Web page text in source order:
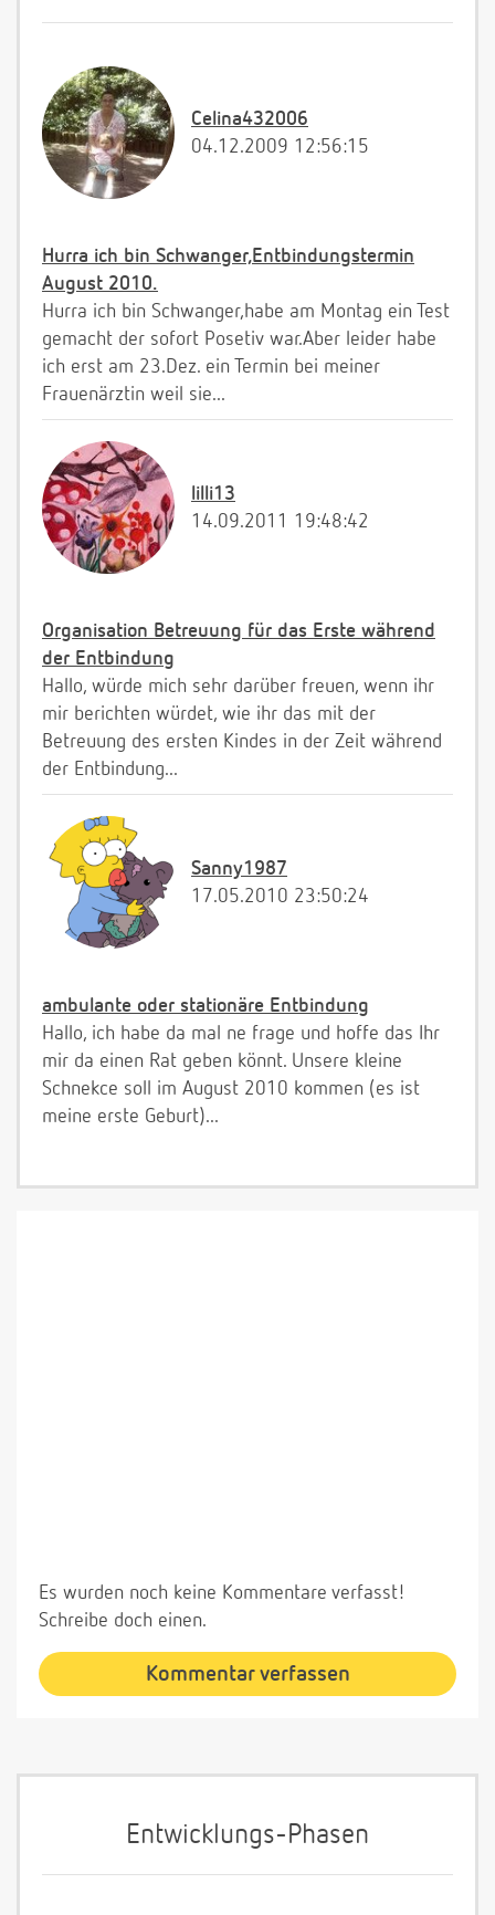
Celina432006
04.12.2009 12:56:15
Hurra ich bin Schwanger,Entbindungstermin
August 2010.
Hurra ich bin Schwanger,habe am Montag ein Test
gemacht der sofort Posetiv war.Aber leider habe
ich erst am 23.Dez. ein Termin bei meiner
Frauenärztin weil sie...
lilli13
14.09.2011 19:48:42
Organisation Betreuung für das Erste während
der Entbindung
Hallo, würde mich sehr darüber freuen, wenn ihr
mir berichten würdet, wie ihr das mit der
Betreuung des ersten Kindes in der Zeit während
der Entbindung...
Sanny1987
17.05.2010 23:50:24
ambulante oder stationäre Entbindung
Hallo, ich habe da mal ne frage und hoffe das Ihr
mir da einen Rat geben könnt. Unsere kleine
Schnekce soll im August 2010 kommen (es ist
meine erste Geburt)...
Es wurden noch keine Kommentare verfasst!
Schreibe doch einen.
Kommentar verfassen
Entwicklungs-Phasen